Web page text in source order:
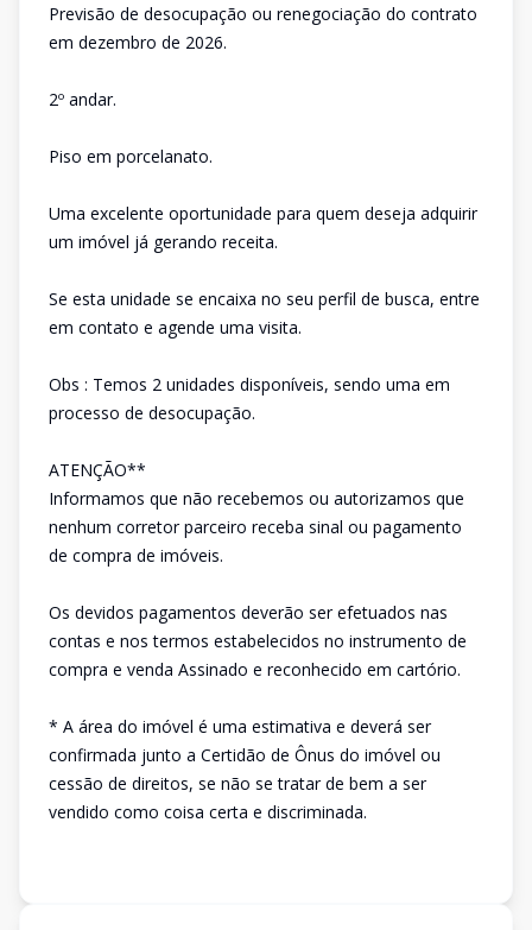
Previsão de desocupação ou renegociação do contrato
em dezembro de 2026.
2º andar.
Piso em porcelanato.
Uma excelente oportunidade para quem deseja adquirir
um imóvel já gerando receita.
Se esta unidade se encaixa no seu perfil de busca, entre
em contato e agende uma visita.
Obs : Temos 2 unidades disponíveis, sendo uma em
processo de desocupação.
ATENÇÃO**
Informamos que não recebemos ou autorizamos que
nenhum corretor parceiro receba sinal ou pagamento
de compra de imóveis.
Os devidos pagamentos deverão ser efetuados nas
contas e nos termos estabelecidos no instrumento de
compra e venda Assinado e reconhecido em cartório.
* A área do imóvel é uma estimativa e deverá ser
confirmada junto a Certidão de Ônus do imóvel ou
cessão de direitos, se não se tratar de bem a ser
vendido como coisa certa e discriminada.